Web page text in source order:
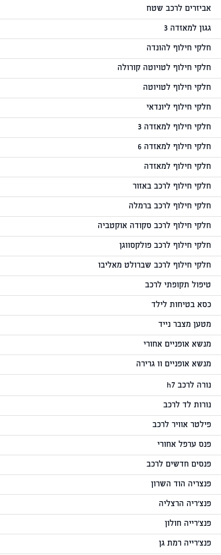
אביזרים לרכב שטח
גגון למאזדה 3
חלקי חילוף להונדה
חלקי חילוף לטויוטה קורולה
חלקי חילוף לטויוטה
חלקי חילוף ליונדאי
חלקי חילוף למאזדה 3
חלקי חילוף למאזדה 6
חלקי חילוף למאזדה
חלקי חילוף לרכב באזור
חלקי חילוף לרכב ברמלה
חלקי חילוף לרכב סקודה אוקטביה
חלקי חילוף לרכב פולקסווגן
חלקי חילוף לרכב שברולט מאליבו
טיפול תקופתי לרכב
כסא בטיחות לילד
מטען מצבר נייד
מנשא אופניים אחורי
מנשא אופניים וו גרירה
נורה לרכב h7
נורות לד לרכב
פילטר אוויר לרכב
פנס ערפל אחורי
פנסים חדשים לרכב
פנצריה הוד השרון
פנצ'ריה הרצליה
פנצ'רייה חולון
פנצ'רייה רמת גן